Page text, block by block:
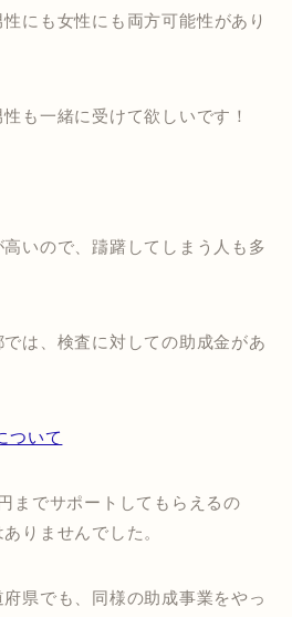
性にも女性にも 両方可能性があり
性も一緒に 受けて欲しいです！
いので、躊躇してしまう人も多
は、検査に対しての助成金があ
ついて
までサポートしてもらえるの
りませんでした。
県でも、同様の助成事業をやっ